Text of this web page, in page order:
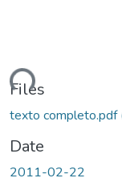
Files
texto completo.pdf
Date
2011-02-22